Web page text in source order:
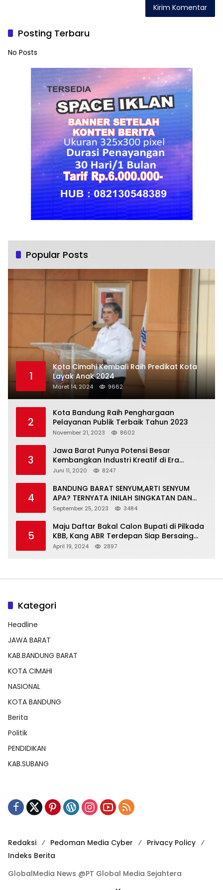
Posting Terbaru
No Posts
Popular Posts
1
Kota Cimahi Kembali Raih Predikat Kota
Layak Anak 2024
Maret 14, 2024 9662
2
Kota Bandung Raih Penghargaan
Pelayanan Publik Terbaik Tahun 2023
November 21, 2023 8602
3
Jawa Barat Punya Potensi Besar
Kembangkan Industri Kreatif di Era
Normal Baru
Juni 11, 2020 8247
4
BANDUNG BARAT SENYUM,ARTI SENYUM
APA? TERNYATA INILAH SINGKATAN DAN
MAKNANYA
September 25, 2023 3484
5
Maju Daftar Bakal Calon Bupati di Pilkada
KBB, Kang ABR Terdepan Siap Bersaing
Dengan Balon Lainnya
April 19, 2024 2897
Kategori
Headline
JAWA BARAT
KAB.BANDUNG BARAT
KOTA CIMAHI
NASIONAL
KOTA BANDUNG
Berita
Politik
PENDIDIKAN
KAB.SUBANG
Redaksi Pedoman Media Cyber
Privacy Policy
Indeks Berita
GlobalMedia News @PT Global Media Sejahtera